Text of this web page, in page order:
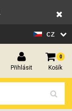
cz
Přihlásit
0
Košík